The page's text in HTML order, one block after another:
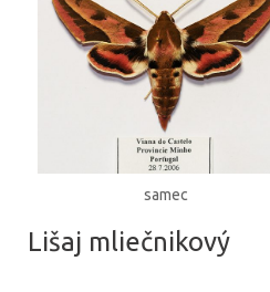
samec
Lišaj mliečnikový